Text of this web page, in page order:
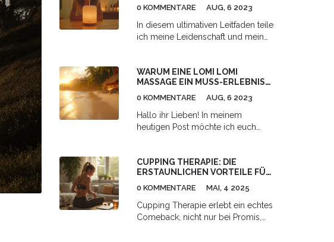
0 KOMMENTARE AUG, 6 2023
In diesem ultimativen Leitfaden teile
ich meine Leidenschaft und mein
wie wohltuend ätherische Öle für
unsere Haut sein können! Ich werde
Ihnen beibringen, wie man sie
die bestmöglichen Ergebnisse zu
erzielen. Gemeinsam entdecken
auf ein neues Level heben wird.
diese duftende Reise zu gehen?
WARUM EINE LOMI LOMI
MASSAGE EIN MUSS-ERLEBNIS
0 KOMMENTARE AUG, 6 2023
Hallo ihr Lieben! In meinem
heutigen Post möchte ich euch
Lomi Lomi Massage. Ursprünglich
aus Hawaii stammend, bietet diese
Form der Körperentspannung ein
sich. Ich verspreche euch, wenn ihr
es einmal ausprobiert habt, werdet
CUPPING THERAPIE: DIE
ERSTAUNLICHEN VORTEILE FÜR
0 KOMMENTARE MAI, 4 2025
Cupping Therapie erlebt ein echtes
Comeback, nicht nur bei Promis,